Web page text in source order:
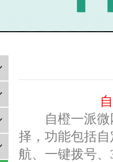
自橙一派微网
择，功能包括
航、一键拨号